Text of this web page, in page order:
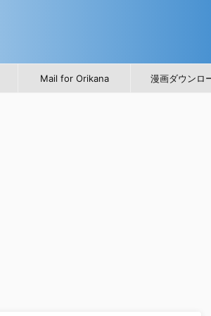
Mail for Orikana 漫画ダウンロ